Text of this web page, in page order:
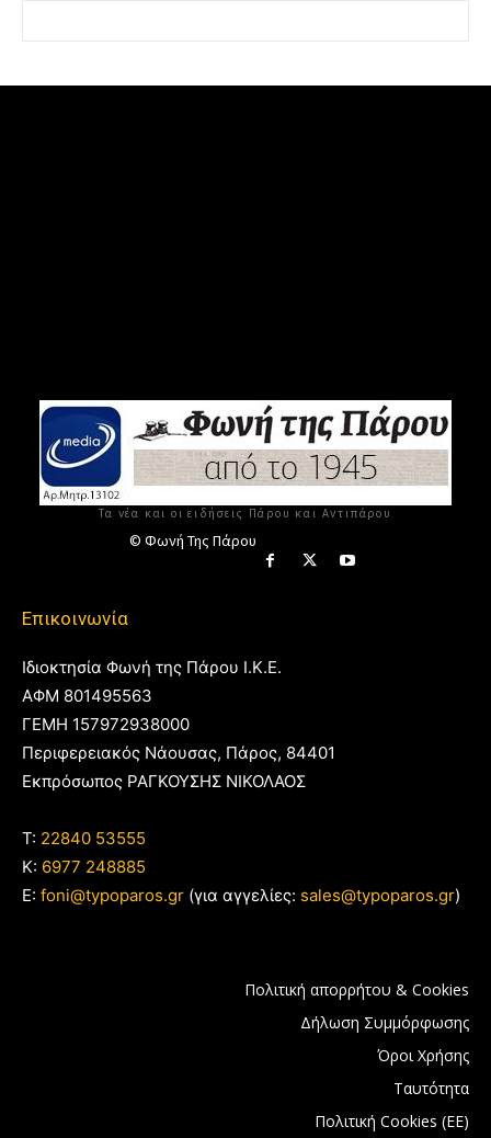
Τα νέα και οι ειδήσεις Πάρου και Αντιπάρου
© Φωνή Της Πάρου
Επικοινωνία
Ιδιοκτησία Φωνή της Πάρου Ι.Κ.Ε.
ΑΦΜ 801495563
ΓΕΜΗ 157972938000
Περιφερειακός Νάουσας, Πάρος, 84401
Εκπρόσωπος ΡΑΓΚΟΥΣΗΣ ΝΙΚΟΛΑΟΣ
T: 22840 53555
Κ: 6977 248885
E: foni@typoparos.gr (για αγγελίες: sales@typoparos.gr)
Πολιτική απορρήτου & Cookies
Δήλωση Συμμόρφωσης
Όροι Χρήσης
Ταυτότητα
Πολιτική Cookies (ΕΕ)